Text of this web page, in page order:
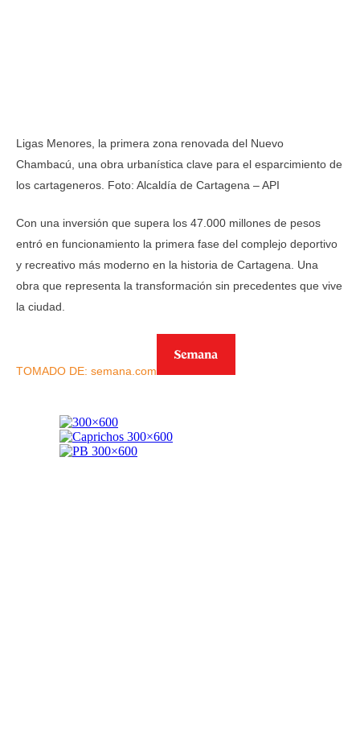
Ligas Menores, la primera zona renovada del Nuevo
Chambacú, una obra urbanística clave para el esparcimiento de
los cartageneros. Foto: Alcaldía de Cartagena – API
Con una inversión que supera los 47.000 millones de pesos
entró en funcionamiento la primera fase del complejo deportivo
y recreativo más moderno en la historia de Cartagena. Una
obra que representa la transformación sin precedentes que vive
la ciudad.
TOMADO DE: semana.com